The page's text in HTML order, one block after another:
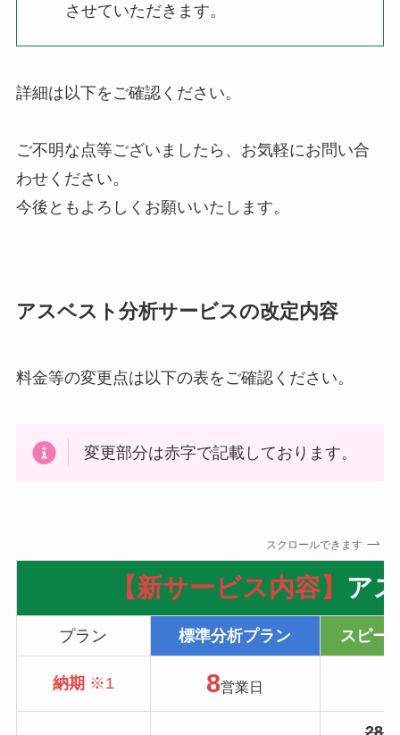
させていただきます。
詳細は以下をご確認ください。
ご不明な点等ございましたら、お気軽にお問い合
わせください。
今後ともよろしくお願いいたします。
アスベスト分析サービスの改定内容
料金等の変更点は以下の表をご確認ください。
変更部分は赤字で記載しております。
スクロールできます
【新サービス内容】 ア
プラン 標準分析プラン スピー
納期 ※1 8営業日